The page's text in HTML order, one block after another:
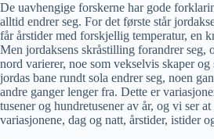
De uavhengige forskerne har gode
alltid endrer seg. For det første står
får årstider med forskjellig temperatur, en
Men jordaksens skråstilling forandrer seg,
nord varierer, noe som vekselvis skaper
jordas bane rundt sola endrer seg, noen
andre ganger lenger fra. Dette er
tusener og hundretusener av år, og vi ser
variasjonene, dag og natt, årstider, istider